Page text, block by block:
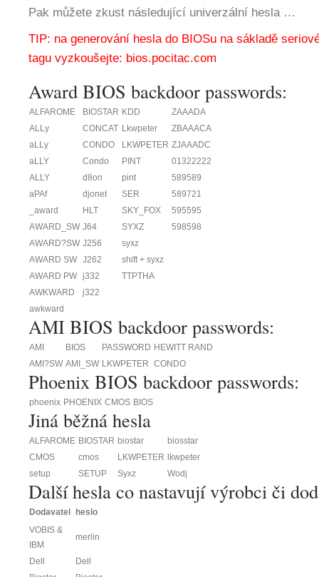
Pak můžete zkust následující univerzální hesla …
TIP: na generování hesla do BIOSu na sákladě
tagu vyzkoušejte: bios.pocitac.com
Award BIOS backdoor passwords:
ALFAROME BIOSTAR KDD
ZAAADA
ALLy
CONCAT Lkwpeter
ZBAAACA
aLLy
CONDO LKWPETER ZJAAADC
aLLY
Condo PINT
01322222
ALLY
d8on pint
589589
aPAf
djonet SER
589721
_award
HLT SKY_FOX
595595
AWARD_SW J64 SYXZ
598598
AWARD?SW J256
syxz
AWARD SW J262
shift + syxz
AWARD PW j332
TTPTHA
AWKWARD
j322
awkward
AMI BIOS backdoor passwords:
AMI BIOS PASSWORD HEWITT RAND
AMI?SW AMI_SW LKWPETER CONDO
Phoenix BIOS backdoor passwords:
phoenix PHOENIX CMOS BIOS
Jiná běžná hesla
ALFAROME BIOSTAR biostar
biosstar
CMOS
cmos LKWPETER
lkwpeter
setup
SETUP Syxz Wodj
Další hesla co nastavují výrobci či
Dodavatel
heslo
VOBIS &
IBM
merlin
Dell
Dell